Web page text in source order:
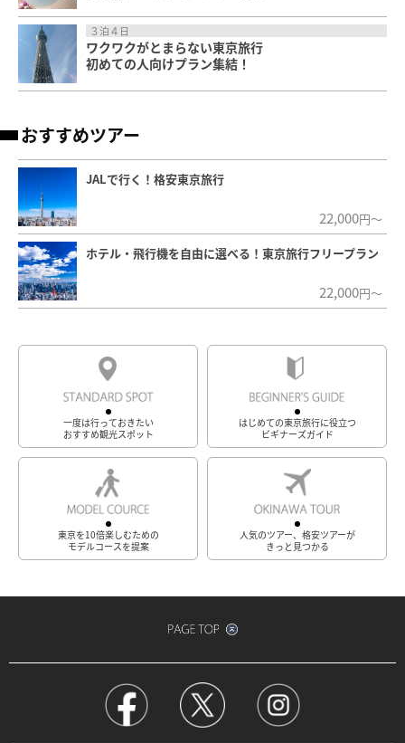
３泊４日
ワクワクがとまらない東京旅行
初めての人向けプラン集結！
おすすめツアー
JALで行く！格安東京旅行
22,000円～
ホテル・飛行機を自由に選べる！東京旅行フリープラン
22,000円～
一度は行っておきたい
おすすめ観光スポット
はじめての東京旅行に役立つ
ビギナーズガイド
東京を10倍楽しむための
モデルコースを提案
人気のツアー、格安ツアーが
きっと見つかる